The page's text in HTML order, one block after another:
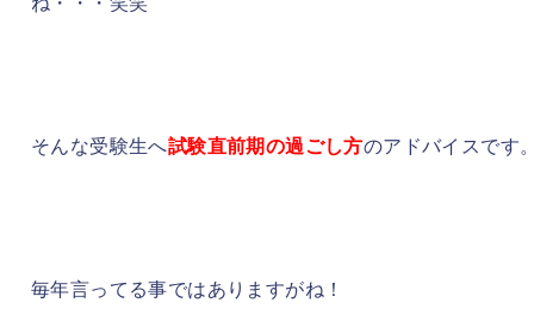
そんな受験生へ試験直前期の過ごし方のアドバイスです
毎年言ってる事ではありますがね！